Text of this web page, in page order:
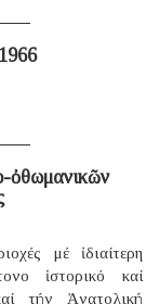
ὀθωμανικῶν
μέ ἰδιαίτερη
ἱστορικό καί
τήν Ἀνατολική